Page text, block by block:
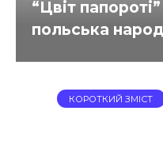
“Цвіт
польська
КОРОТКИЙ ЗМІСТ